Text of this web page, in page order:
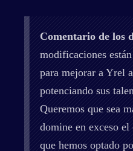
Comentario de los
modificaciones
para mejorar a Yrel
potenciando sus
Queremos que sea
domine en exceso
que hemos optado